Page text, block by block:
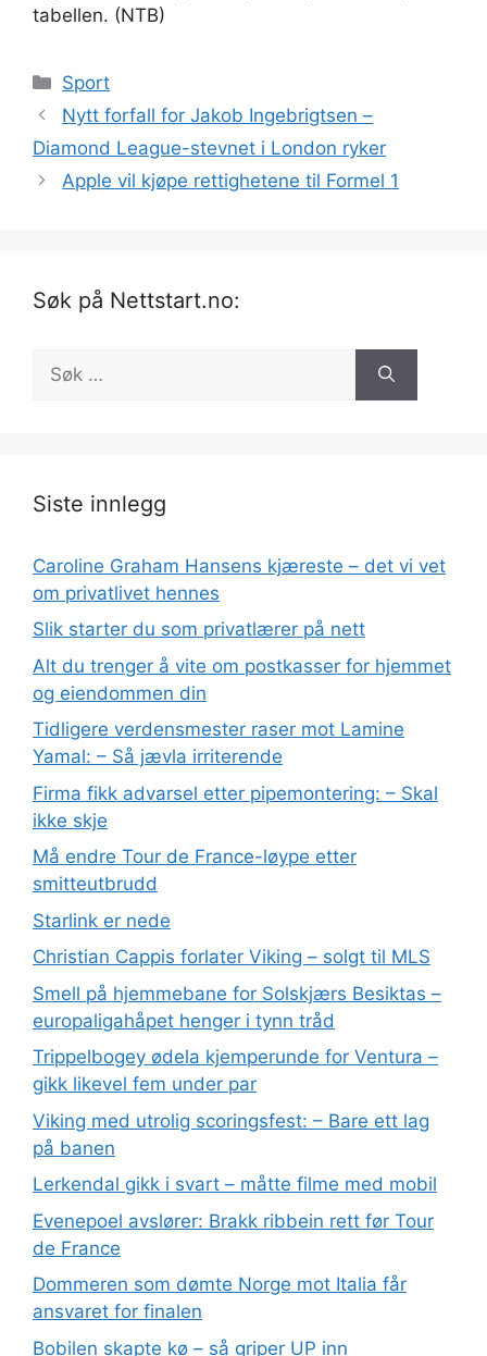
tabellen. (NTB)
Kategorier
Sport
Nytt forfall for Jakob Ingebrigtsen –
Diamond League-stevnet i London ryker
Apple vil kjøpe rettighetene til Formel 1
Søk på Nettstart.no:
etter:
Siste innlegg
Caroline Graham Hansens kjæreste – det vi vet
om privatlivet hennes
Slik starter du som privatlærer på nett
Alt du trenger å vite om postkasser for hjemmet
og eiendommen din
Tidligere verdensmester raser mot Lamine
Yamal: – Så jævla irriterende
Firma fikk advarsel etter pipemontering: – Skal
ikke skje
Må endre Tour de France-løype etter
smitteutbrudd
Starlink er nede
Christian Cappis forlater Viking – solgt til MLS
Smell på hjemmebane for Solskjærs Besiktas –
europaligahåpet henger i tynn tråd
Trippelbogey ødela kjemperunde for Ventura –
gikk likevel fem under par
Viking med utrolig scoringsfest: – Bare ett lag
på banen
Lerkendal gikk i svart – måtte filme med mobil
Evenepoel avslører: Brakk ribbein rett før Tour
de France
Dommeren som dømte Norge mot Italia får
ansvaret for finalen
Bobilen skapte kø – så griper UP inn